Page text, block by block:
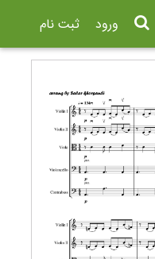
ثبت نام ورود